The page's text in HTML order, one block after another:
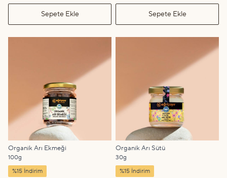
Sepete Ekle Sepete Ekle
Organik Arı Ekmeği
100g
%15 İndirim
Organik Arı Sütü
30g
%15 İndirim